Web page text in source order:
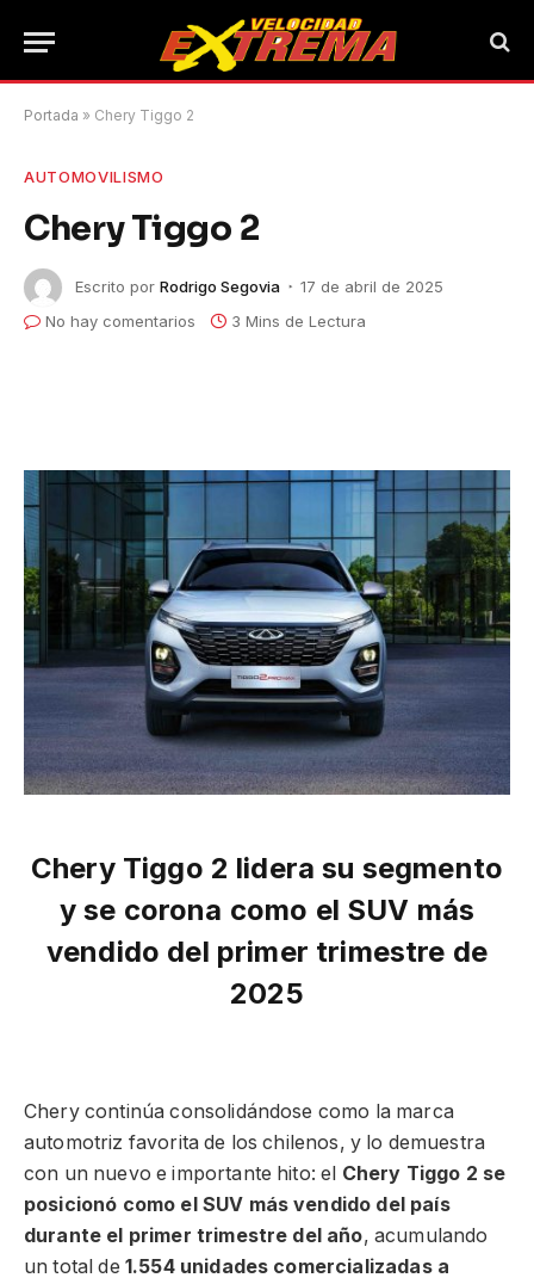
Portada » Chery Tiggo 2
AUTOMOVILISMO
Chery Tiggo 2
Escrito por Rodrigo Segovia
17 de abril de 2025
No hay comentarios
3 Mins de Lectura
Chery Tiggo 2 lidera su segmento
y se corona como el SUV más
vendido del primer trimestre de
2025
Chery continúa consolidándose como la marca
automotriz favorita de los chilenos, y lo demuestra
con un nuevo e importante hito: el Chery Tiggo 2 se
posicionó como el SUV más vendido del país
durante el primer trimestre del año, acumulando
un total de 1.554 unidades comercializadas a